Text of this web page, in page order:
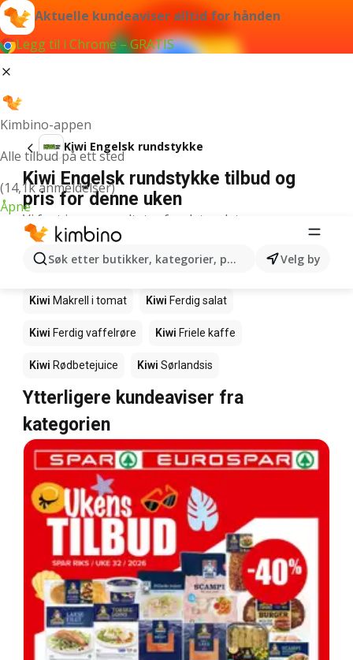
Aktuelle kundeaviser alltid for hånden
Legg til i Chrome – GRATIS
Kimbino-appen
Alle tilbud på ett sted
(14,1k anmeldelser)
Åpne
Søk etter butikker, kategorier, produkter...Velg by
Kiwi Engelsk rundstykke
Kiwi Engelsk rundstykke tilbud og
pris for denne uken
Vi fant ingen resultater for det ordet.
Andre produkter i butikkene Kiwi
Kiwi Fårikålkjøtt
Kiwi Makrell i tomat Kiwi Ferdig salat
Kiwi Ferdig vaffelrøre Kiwi Friele kaffe
Kiwi Rødbetejuice Kiwi Sørlandsis
Ytterligere kundeaviser fra
kategorien